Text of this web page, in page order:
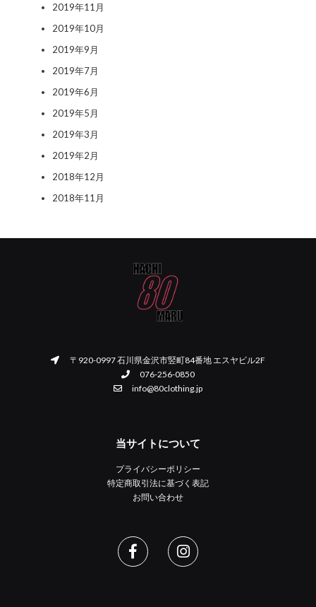
2019年11月
2019年10月
2019年9月
2019年7月
2019年6月
2019年5月
2019年3月
2019年2月
2018年12月
2018年11月
〒920-0997 石川県金沢市竪町84番地 エスヤビル2F
076-256-0850
info@80clothing.jp
当サイトについて
プライバシーポリシー
特定商取引法に基づく表記
お問い合わせ